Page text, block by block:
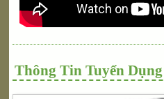
Thông Tin Tuyển Dụng